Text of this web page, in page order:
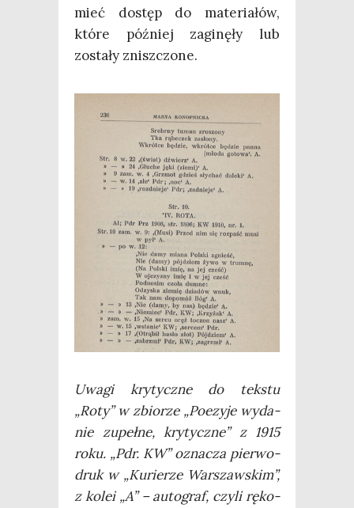
mieć dostęp do mate­ria­łów,
któ­re póź­niej zagi­nę­ły lub
zosta­ły zniszczone.
Uwa­gi kry­tycz­ne do tek­stu
„Roty” w zbio­rze „Poezy­je wyda­
nie zupeł­ne, kry­tycz­ne” z 1915
roku. „Pdr. KW” ozna­cza pier­wo­
druk w „Kurie­rze War­szaw­skim”,
z kolei „A” – auto­graf, czy­li ręko­